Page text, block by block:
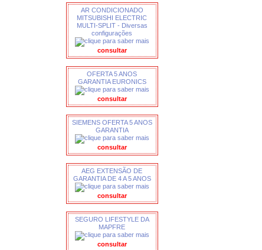
AR CONDICIONADO
MITSUBISHI ELECTRIC
MULTI-SPLIT - Diversas
configurações
consultar
OFERTA 5 ANOS
GARANTIA EURONICS
consultar
SIEMENS OFERTA 5 ANOS
GARANTIA
consultar
AEG EXTENSÃO DE
GARANTIA DE 4 A 5 ANOS
consultar
SEGURO LIFESTYLE DA
MAPFRE
consultar